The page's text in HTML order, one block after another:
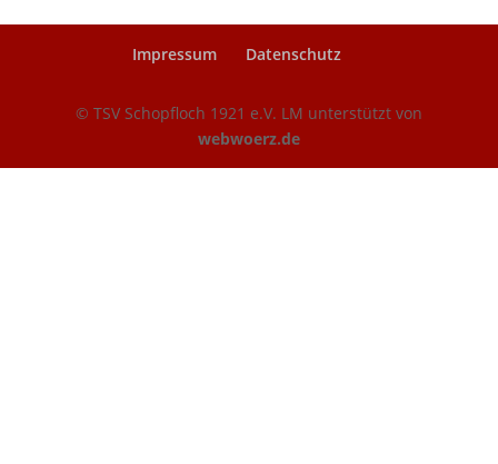
Impressum Datenschutz
© TSV Schopfloch 1921 e.V. LM unterstützt von
webwoerz.de